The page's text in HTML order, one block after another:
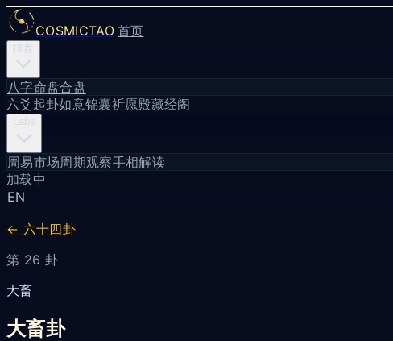
COSMICTAO 首页
排盘
八字命盘合盘
六爻起卦如意锦囊祈愿殿藏经阁
Labs
周易市场周期观察手相解读
加载中
EN
← 六十四卦
第 26 卦
大畜
大畜卦